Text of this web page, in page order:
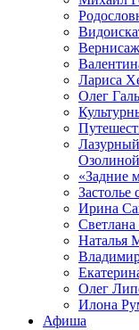
Лариса
Олег
Озолиной
«Задние
Ирина
Наталья
Олег
Илона
Афиша